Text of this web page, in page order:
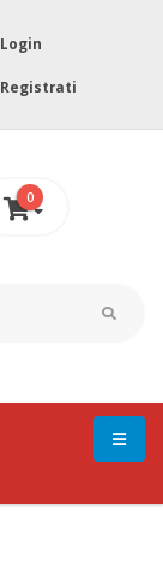
Login
Registrati
0